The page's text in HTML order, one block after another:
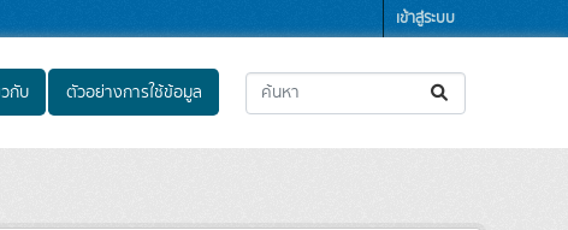
เข้าสู่ระบบ
กับ ตัวอย่างการใช้ข้อมูล